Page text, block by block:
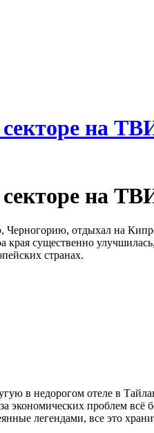
секторе на
секторе на
отдыхал на
края существенно
странах.
в недорогом отеле в
экономических проблем
легендами, все это